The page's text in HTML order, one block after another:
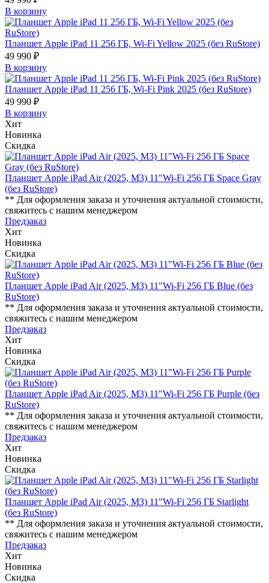
В корзину
Планшет Apple iPad 11 256 ГБ, Wi-Fi Yellow 2025 (без RuStore)
49 990 ₽
В корзину
Планшет Apple iPad 11 256 ГБ, Wi-Fi Pink 2025 (без RuStore)
49 990 ₽
В корзину
Хит
Новинка
Скидка
Планшет Apple iPad Air (2025, M3) 11"Wi-Fi 256 ГБ Space Gray
(без RuStore)
** Для оформления заказа и уточнения актуальной стоимости,
свяжитесь с нашим менеджером
Предзаказ
Хит
Новинка
Скидка
Планшет Apple iPad Air (2025, M3) 11"Wi-Fi 256 ГБ Blue (без
RuStore)
** Для оформления заказа и уточнения актуальной стоимости,
свяжитесь с нашим менеджером
Предзаказ
Хит
Новинка
Скидка
Планшет Apple iPad Air (2025, M3) 11"Wi-Fi 256 ГБ Purple (без
RuStore)
** Для оформления заказа и уточнения актуальной стоимости,
свяжитесь с нашим менеджером
Предзаказ
Хит
Новинка
Скидка
Планшет Apple iPad Air (2025, M3) 11"Wi-Fi 256 ГБ Starlight
(без RuStore)
** Для оформления заказа и уточнения актуальной стоимости,
свяжитесь с нашим менеджером
Предзаказ
Хит
Новинка
Скидка